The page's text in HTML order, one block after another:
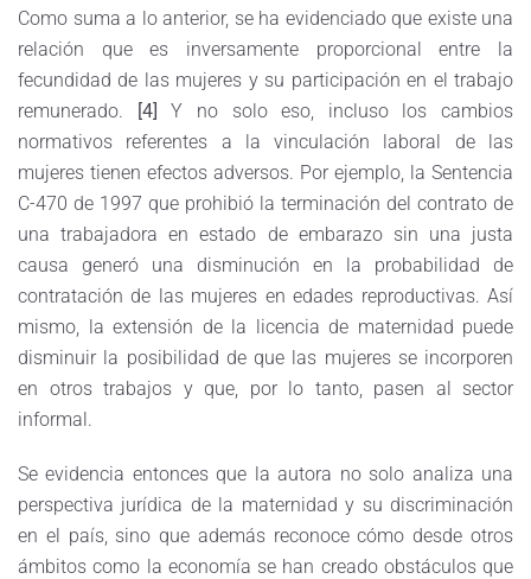
Como suma a lo anterior, se ha evidenciado que existe una
relación que es inversamente proporcional entre la
fecundidad de las mujeres y su participación en el trabajo
remunerado.
[4]Y no solo eso, incluso los cambios
normativos referentes a la vinculación laboral de las
mujeres tienen efectos adversos. Por ejemplo, la Sentencia
C-470 de 1997 que prohibió la terminación del contrato de
una trabajadora en estado de embarazo sin una justa
causa generó una disminución en la probabilidad de
contratación de las mujeres en edades reproductivas. Así
mismo, la extensión de la licencia de maternidad puede
disminuir la posibilidad de que las mujeres se incorporen
en otros trabajos y que, por lo tanto, pasen al sector
informal.
Se evidencia entonces que la autora no solo analiza una
perspectiva jurídica de la maternidad y su discriminación
en el país, sino que además reconoce cómo desde otros
ámbitos como la economía se han creado obstáculos que